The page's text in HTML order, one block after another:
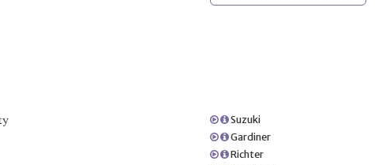
Suzuki
Gardiner
Richter